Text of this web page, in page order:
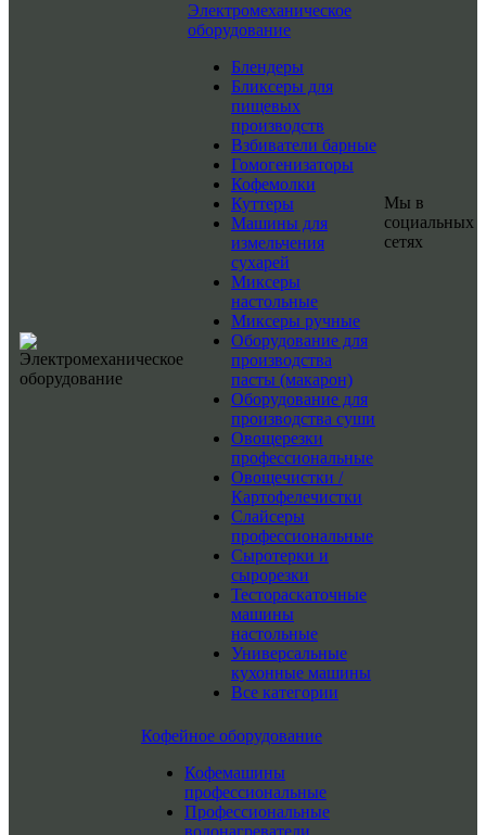
Электромеханическое
оборудование
Блендеры
Бликсеры для
пищевых
производств
Взбиватели барные
Гомогенизаторы
Кофемолки
Куттеры
Машины для
измельчения
сухарей
Миксеры
настольные
Миксеры ручные
Оборудование для
производства
пасты (макарон)
Оборудование для
производства суши
Овощерезки
профессиональные
Овощечистки /
Картофелечистки
Слайсеры
профессиональные
Сыротерки и
сырорезки
Тестораскаточные
машины
настольные
Универсальные
кухонные машины
Все категории
Кофейное оборудование
Кофемашины
профессиональные
Профессиональные
водонагреватели
Мы в
социальных
сетях